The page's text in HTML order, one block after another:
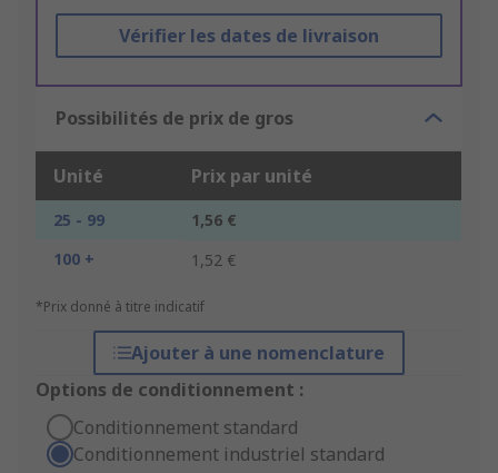
Vérifier les dates de livraison
Possibilités de prix de gros
Unité Prix par unité
25 - 99
1,56 €
100 +
1,52 €
*Prix donné à titre indicatif
Ajouter à une nomenclature
Options de conditionnement :
Conditionnement standard
Conditionnement industriel standard